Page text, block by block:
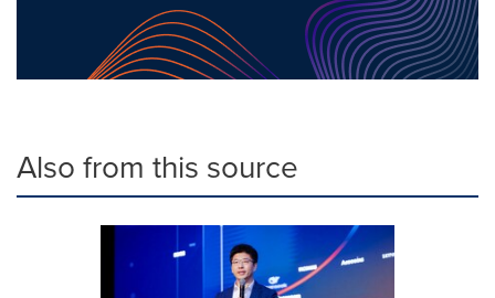
Also from this source